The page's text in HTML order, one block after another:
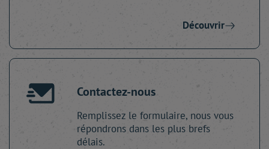
Découvrir
Contactez-nous
Remplissez le formulaire, nous vous
répondrons dans les plus brefs
délais.